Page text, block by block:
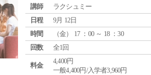
講師
ラクシュミー
日程
9月 12日
時間
（金） 17 ：00 ～ 18 ：30
回数
全1回
料金
4,400円
一般4,400円/入学者3,960円